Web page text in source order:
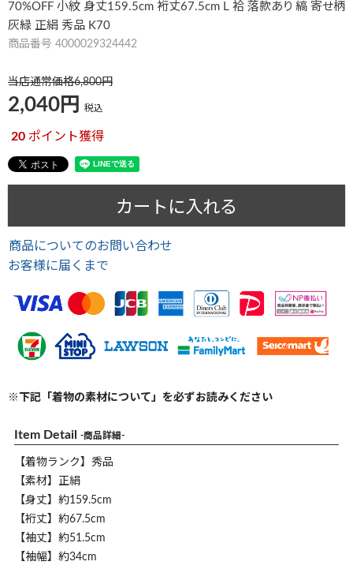
70%OFF 小紋 身丈159.5cm 裄丈67.5cm L 袷 落款あり 縞 寄せ柄
灰緑 正絹 秀品 K70
商品番号 4000029324442
当店通常価格6,800
2,040 税込
20 ポイント獲得
カートに入れる
商品についてのお問い合わせ
お客様に届くまで
※下記「着物の素材について」を必ずお読みください
Item Detail -商品詳細-
【着物ランク】秀品
【素材】正絹
【身丈】約159.5cm
【裄丈】約67.5cm
【袖丈】約51.5cm
【袖幅】約34cm